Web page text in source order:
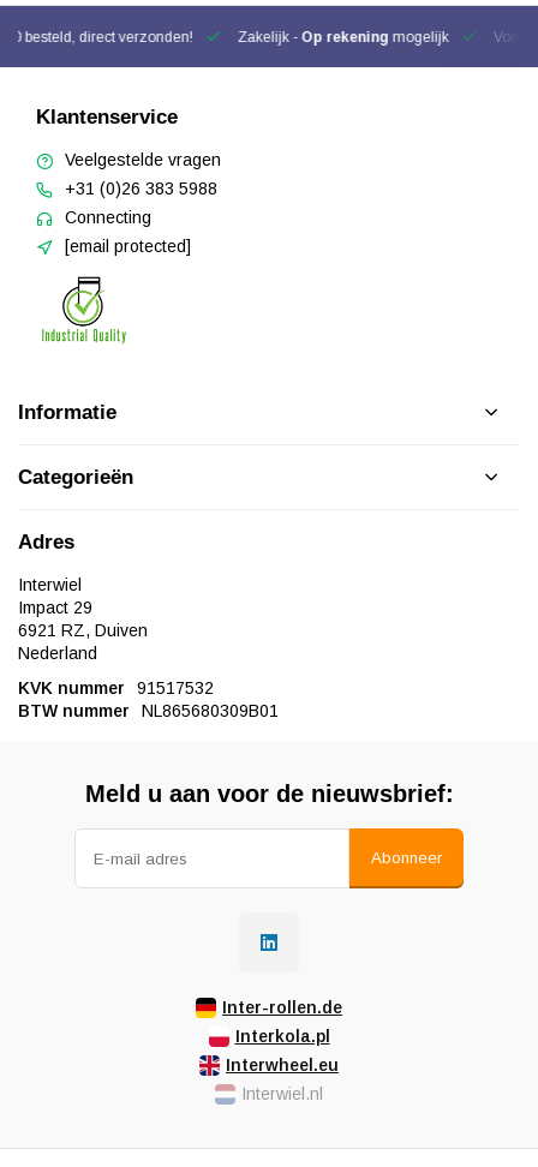
besteld, direct verzonden! Zakelijk - Op rekening mogelijk Voor
Klantenservice
Veelgestelde vragen
+31 (0)26 383 5988
Connecting
[email protected]
Informatie
Categorieën
Adres
Interwiel
Impact 29
6921 RZ, Duiven
Nederland
KVK nummer
91517532
BTW nummer
NL865680309B01
Meld u aan voor de nieuwsbrief:
Abonneer
Inter-rollen.de
Interkola.pl
Interwheel.eu
Interwiel.nl